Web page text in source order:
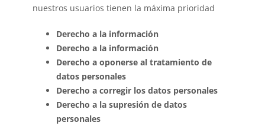
nuestros usuarios tienen la máxima prioridad
Derecho a la información
Derecho a la información
Derecho a oponerse al tratamiento de
datos personales
Derecho a corregir los datos personales
Derecho a la supresión de datos
personales